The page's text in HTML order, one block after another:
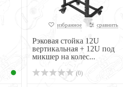
избранное сравнить
Рэковая стойка 12U
вертикальная + 12U под
микшер на колес...
(0)